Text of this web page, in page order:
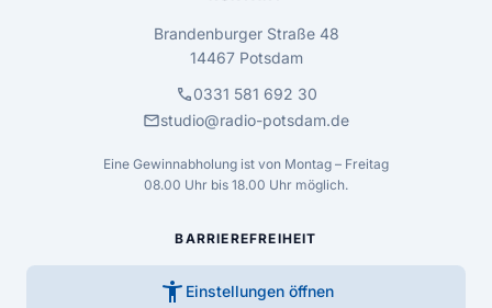
Brandenburger Straße 48
14467 Potsdam
call0331 581 692 30
mailstudio@radio-potsdam.de
Eine Gewinnabholung ist von Montag – Freitag
08.00 Uhr bis 18.00 Uhr möglich.
BARRIEREFREIHEIT
accessibility_new Einstellungen öffnen